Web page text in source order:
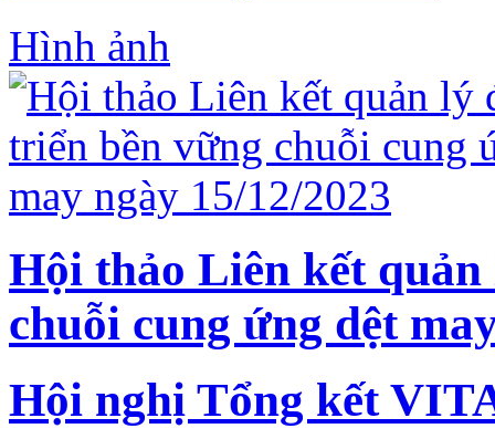
Hình ảnh
Hội thảo Liên kết
chuỗi cung ứng dệt
Hội nghị Tổng kết